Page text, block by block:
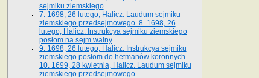
sejmiku ziemskiego
7. 1698, 26 lutego, Halicz. Laudum sejmiku
ziemskiego przedsejmowego. 8. 1698, 26
lutego, Halicz. Instrukcya sejmiku ziemskiego
posłom na sejm walny
9. 1698, 26 lutego, Halicz. Instrukcya sejmiku
ziemskiego posłom do hetmanów koronnych.
10. 1699, 28 kwietnia, Halicz. Laudum sejmiku
ziemskiego przedsejmowego